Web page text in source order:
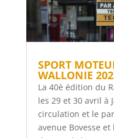
SPORT
WALLONIE
La 40è édition du
les 29 et 30 avril à
circulation et le
avenue Bovesse